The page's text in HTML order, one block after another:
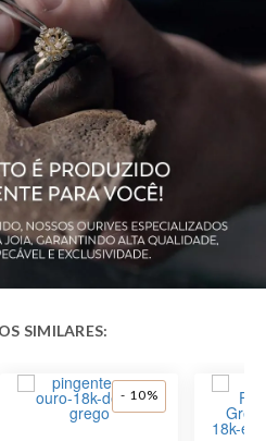
Madrepérola
Feminino
Não acompanha o colar.
Polido
8,0 mm
- 10%